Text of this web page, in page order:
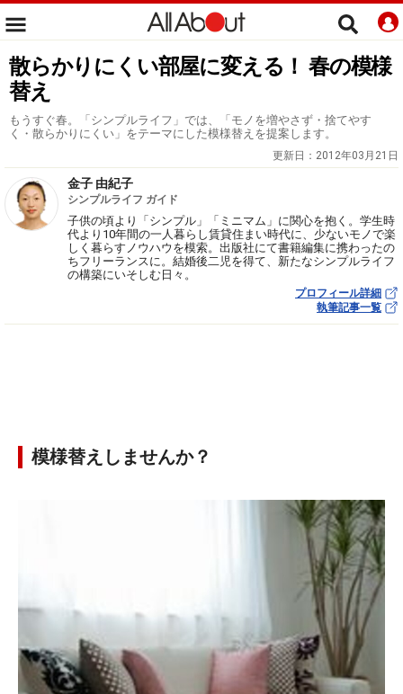
散らかりにくい部屋に変える！ 春の模様
替え
もうすぐ春。「シンプルライフ」では、「モノを増やさず・捨てやす
く・散らかりにくい」をテーマにした模様替えを提案します。
更新日： 2012年03月21日
金子 由紀子
シンプルライフ ガイド
子供の頃より「シンプル」「ミニマム」に関心を抱く。学生時
代より10年間の一人暮らし賃貸住まい時代に、少ないモノで楽
しく暮らすノウハウを模索。出版社にて書籍編集に携わったの
ちフリーランスに。結婚後二児を得て、新たなシンプルライフ
の構築にいそしむ日々。
プロフィール詳細
執筆記事一覧
模様替えしませんか？